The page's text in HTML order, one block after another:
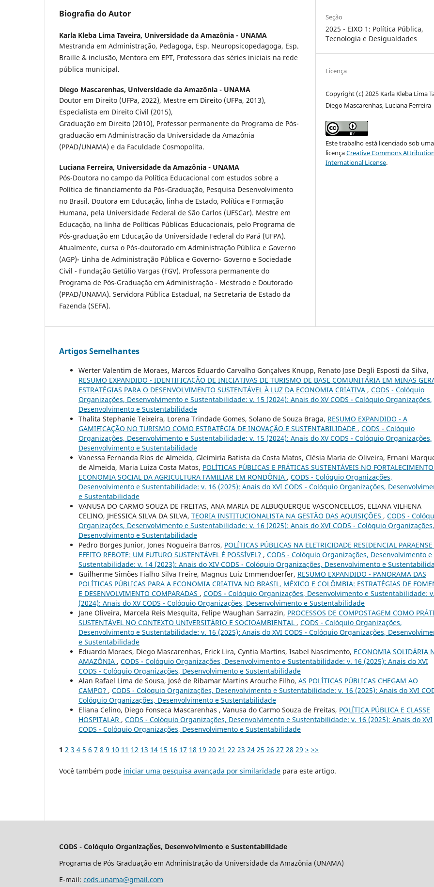
Biografia do Autor
Karla Kleba Lima Taveira, Universidade da Amazônia - UNAMA
Mestranda em Administração, Pedagoga, Esp. Neuropsicopedagoga, Esp.
Braille & inclusão, Mentora em EPT, Professora das séries iniciais na rede
pública municipal.
Diego Mascarenhas, Universidade da Amazônia - UNAMA
Doutor em Direito (UFPa, 2022), Mestre em Direito (UFPa, 2013),
Especialista em Direito Civil (2015),
Graduação em Direito (2010), Professor permanente do Programa de Pós-
graduação em Administração da Universidade da Amazônia
(PPAD/UNAMA) e da Faculdade Cosmopolita.
Luciana Ferreira, Universidade da Amazônia - UNAMA
Pós-Doutora no campo da Política Educacional com estudos sobre a
Política de financiamento da Pós-Graduação, Pesquisa Desenvolvimento
no Brasil. Doutora em Educação, linha de Estado, Política e Formação
Humana, pela Universidade Federal de São Carlos (UFSCar). Mestre em
Educação, na linha de Políticas Públicas Educacionais, pelo Programa de
Pós-graduação em Educação da Universidade Federal do Pará (UFPA).
Atualmente, cursa o Pós-doutorado em Administração Pública e Governo
(AGP)- Linha de Administração Pública e Governo- Governo e Sociedade
Civil - Fundação Getúlio Vargas (FGV). Professora permanente do
Programa de Pós-Graduação em Administração - Mestrado e Doutorado
(PPAD/UNAMA). Servidora Pública Estadual, na Secretaria de Estado da
Fazenda (SEFA).
Seção
2025 - EIXO 1: Política Pública,
Tecnologia e Desigualdades
Licença
Copyright (c) 2025 Karla Kleba Lima
Diego Mascarenhas, Luciana Ferreira
Este trabalho está licenciado sob uma
licençaCreative Commons
International License.
Artigos Semelhantes
Werter Valentim de Moraes, Marcos Eduardo Carvalho Gonçalves Knupp, Renato Jose Degli Esposti da Silva,
RESUMO EXPANDIDO - IDENTIFICAÇÃO DE INICIATIVAS DE TURISMO DE BASE COMUNITÁRIA EM MINAS
ESTRATÉGIAS PARA O DESENVOLVIMENTO SUSTENTÁVEL À LUZ DA ECONOMIA CRIATIVA , CODS - Colóquio
Organizações, Desenvolvimento e Sustentabilidade: v. 15 (2024): Anais do XV CODS - Colóquio Organizações,
Desenvolvimento e Sustentabilidade
Thalita Stephanie Teixeira, Lorena Trindade Gomes, Solano de Souza Braga, RESUMO EXPANDIDO - A
GAMIFICAÇÃO NO TURISMO COMO ESTRATÉGIA DE INOVAÇÃO E SUSTENTABILIDADE , CODS - Colóquio
Organizações, Desenvolvimento e Sustentabilidade: v. 15 (2024): Anais do XV CODS - Colóquio Organizações,
Desenvolvimento e Sustentabilidade
Vanessa Fernanda Rios de Almeida, Gleimiria Batista da Costa Matos, Clésia Maria de Oliveira, Ernani
de Almeida, Maria Luiza Costa Matos, POLÍTICAS PÚBLICAS E PRÁTICAS SUSTENTÁVEIS NO
ECONOMIA SOCIAL DA AGRICULTURA FAMILIAR EM RONDÔNIA , CODS - Colóquio Organizações,
Desenvolvimento e Sustentabilidade: v. 16 (2025): Anais do XVI CODS - Colóquio Organizações,
e Sustentabilidade
VANUSA DO CARMO SOUZA DE FREITAS, ANA MARIA DE ALBUQUERQUE VASCONCELLOS, ELIANA VILHENA
CELINO, JHESSICA SILVA DA SILVA, TEORIA INSTITUCIONALISTA NA GESTÃO DAS AQUISIÇÕES , CODS -
Organizações, Desenvolvimento e Sustentabilidade: v. 16 (2025): Anais do XVI CODS - Colóquio Organizações,
Desenvolvimento e Sustentabilidade
Pedro Borges Junior, Jones Nogueira Barros, POLÍTICAS PÚBLICAS NA ELETRICIDADE RESIDENCIAL PARAENSE
EFEITO REBOTE: UM FUTURO SUSTENTÁVEL É POSSÍVEL? , CODS - Colóquio Organizações, Desenvolvimento e
Sustentabilidade: v. 14 (2023): Anais do XIV CODS - Colóquio Organizações, Desenvolvimento e
Guilherme Simões Fialho Silva Freire, Magnus Luiz Emmendoerfer, RESUMO EXPANDIDO - PANORAMA DAS
POLÍTICAS PÚBLICAS PARA A ECONOMIA CRIATIVA NO BRASIL, MÉXICO E COLÔMBIA: ESTRATÉGIAS DE
E DESENVOLVIMENTO COMPARADAS , CODS - Colóquio Organizações, Desenvolvimento e Sustentabilidade:
(2024): Anais do XV CODS - Colóquio Organizações, Desenvolvimento e Sustentabilidade
Jane Oliveira, Marcela Reis Mesquita, Felipe Waughan Sarrazin, PROCESSOS DE COMPOSTAGEM COMO
SUSTENTÁVEL NO CONTEXTO UNIVERSITÁRIO E SOCIOAMBIENTAL , CODS - Colóquio Organizações,
Desenvolvimento e Sustentabilidade: v. 16 (2025): Anais do XVI CODS - Colóquio Organizações,
e Sustentabilidade
Eduardo Moraes, Diego Mascarenhas, Erick Lira, Cyntia Martins, Isabel Nascimento, ECONOMIA SOLIDÁRIA
AMAZÔNIA , CODS - Colóquio Organizações, Desenvolvimento e Sustentabilidade: v. 16 (2025): Anais do XVI
CODS - Colóquio Organizações, Desenvolvimento e Sustentabilidade
Alan Rafael Lima de Sousa, José de Ribamar Martins Arouche Filho, AS POLÍTICAS PÚBLICAS CHEGAM AO
CAMPO? , CODS - Colóquio Organizações, Desenvolvimento e Sustentabilidade: v. 16 (2025): Anais do XVI
Colóquio Organizações, Desenvolvimento e Sustentabilidade
Eliana Celino, Diego Fonseca Mascarenhas , Vanusa do Carmo Souza de Freitas, POLÍTICA PÚBLICA E CLASSE
HOSPITALAR , CODS - Colóquio Organizações, Desenvolvimento e Sustentabilidade: v. 16 (2025): Anais do XVI
CODS - Colóquio Organizações, Desenvolvimento e Sustentabilidade
1 2 3 4 5 6 7 8 9 10 11 12 13 14 15 16 17 18 19 20 21 22 23 24 25 26 27 28 29 > >>
Você também pode iniciar uma pesquisa avançada por similaridade para este artigo.
CODS - Colóquio Organizações, Desenvolvimento e Sustentabilidade
Programa de Pós Graduação em Administração da Universidade da Amazônia (UNAMA)
E-mail: cods.unama@gmail.com